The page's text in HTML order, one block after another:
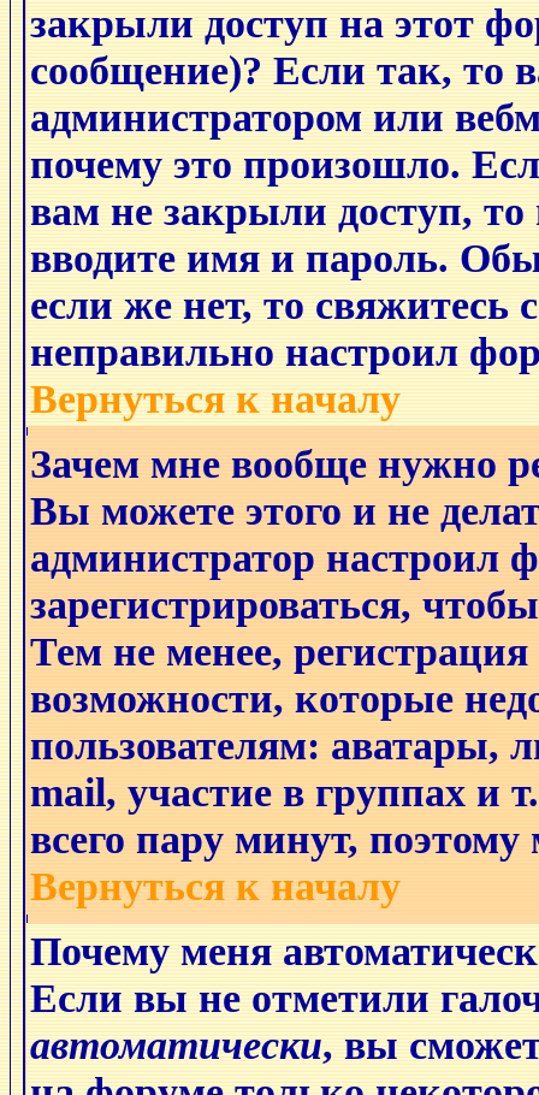
закрыли доступ на этот
сообщение)? Если так, то
администратором или
почему это произошло.
вам не закрыли доступ,
вводите имя и пароль.
если же нет, то свяжитесь
неправильно настроил
Вернуться к началу
Зачем мне вообще нужно
Вы можете этого и не
администратор
зарегистрироваться,
Тем не менее,
возможности, которые
пользователям: аватары,
mail, участие в группах и
всего пару минут,
Вернуться к началу
Почему меня
Если вы не отметили
автоматически, вы